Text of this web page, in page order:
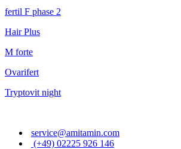
fertil F phase 2
Hair Plus
M forte
Ovarifert
Tryptovit night
service@amitamin.com
(+49) 02225 926 146